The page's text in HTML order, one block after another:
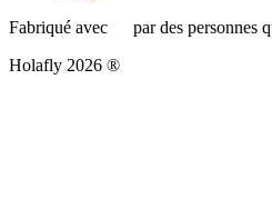
Fabriqué avec
par des personnes
Holafly 2026 ®